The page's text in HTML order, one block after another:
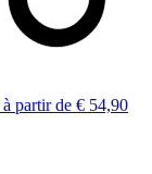
à partir de € 54,90